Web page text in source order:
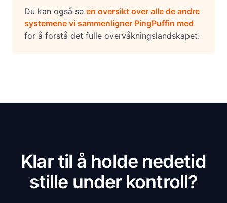
Du kan også se en oversikt over alle de andre
systemene vi sammenligner PingPuffin med
for å forstå det fulle overvåkningslandskapet.
Klar til å holde nedetid
stille under kontroll?